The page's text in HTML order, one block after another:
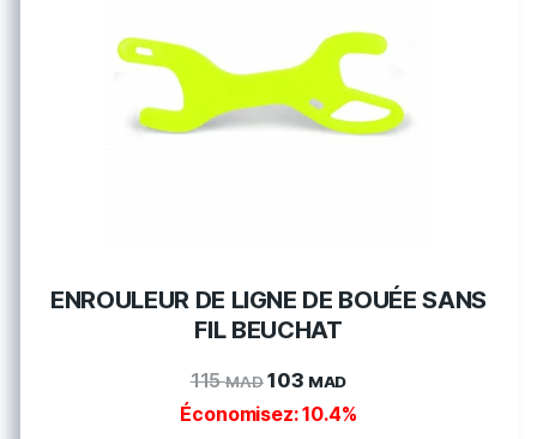
ENROULEUR DE LIGNE DE BOUÉE SANS
FIL BEUCHAT
115MAD 103 MAD
Économisez: 10.4%